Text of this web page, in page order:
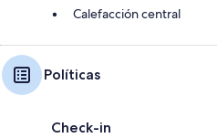
Calefacción central
Políticas
Check-in